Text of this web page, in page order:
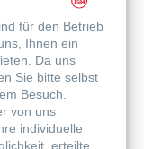
gestellte
für den Betrieb
Ihnen ein
Da uns
Sie bitte selbst
Besuch.
von uns
individuelle
erteilte